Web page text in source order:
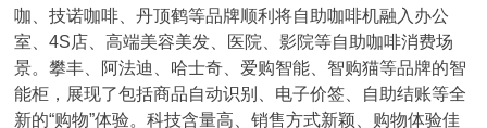
咖、技诺咖啡、丹顶鹤等品牌顺利将自助咖啡机融入办公
室、4S店、高端美容美发、医院、影院等自助咖啡消费场
景。攀丰、阿法迪、哈士奇、爱购智能、智购猫等品牌的智
能柜，展现了包括商品自动识别、电子价签、自助结账等全
新的“购物”体验。科技含量高、销售方式新颖、购物体验佳